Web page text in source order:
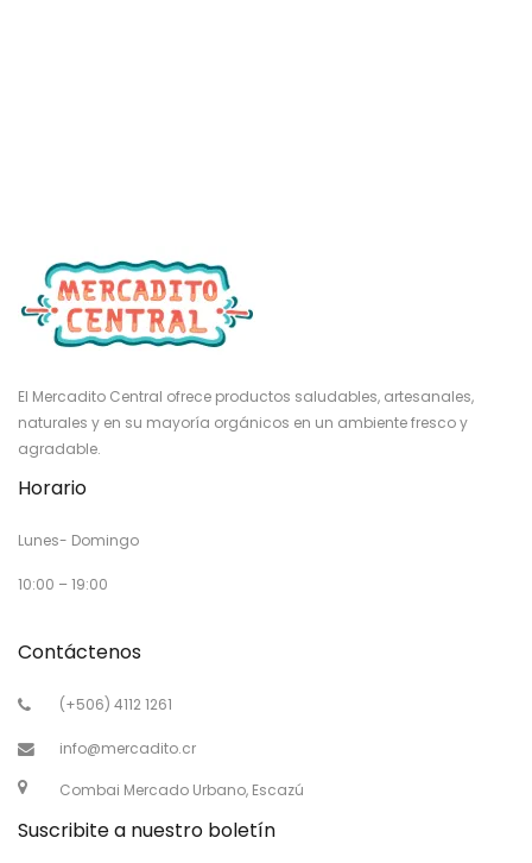
El Mercadito Central ofrece productos saludables, artesanales,
naturales y en su mayoría orgánicos en un ambiente fresco y
agradable.
Horario
Lunes- Domingo
10:00 – 19:00
Contáctenos
(+506) 4112 1261
info@mercadito.cr
Combai Mercado Urbano, Escazú
Suscribite a nuestro boletín